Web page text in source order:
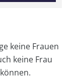
keine Frauen
keine Frau